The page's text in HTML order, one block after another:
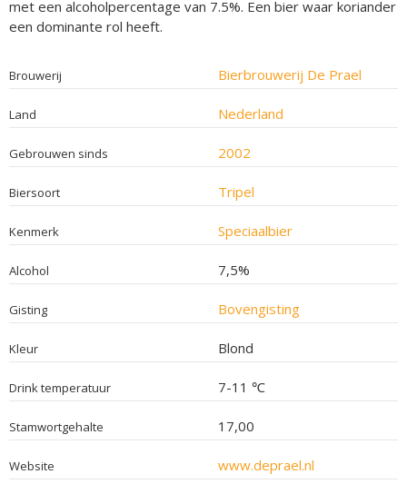
met een alcoholpercentage van 7.5%. Een bier waar koriander
een dominante rol heeft.
Brouwerij Bierbrouwerij De Prael
Land Nederland
Gebrouwen sinds 2002
Biersoort Tripel
Kenmerk Speciaalbier
Alcohol 7,5%
Gisting Bovengisting
Kleur Blond
Drink temperatuur 7-11 ℃
Stamwortgehalte 17,00
Website www.deprael.nl